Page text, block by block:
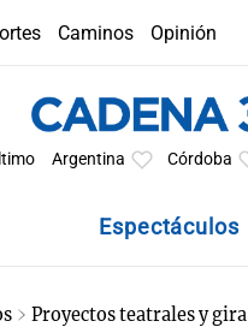
Caminos
Opinión
Argentina Córdoba
Espectáculos
Proyectos teatrales y gira